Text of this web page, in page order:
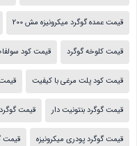
قیمت عمده گوگرد میکرونیزه مش 200
قیمت کلوخه گوگرد قیمت کود
قیمت کود پلت مرغی با کیفیت قیمت
قیمت گوگرد بنتونیت دار قیمت
قیمت گوگرد پودری میکرونیزه قیمت